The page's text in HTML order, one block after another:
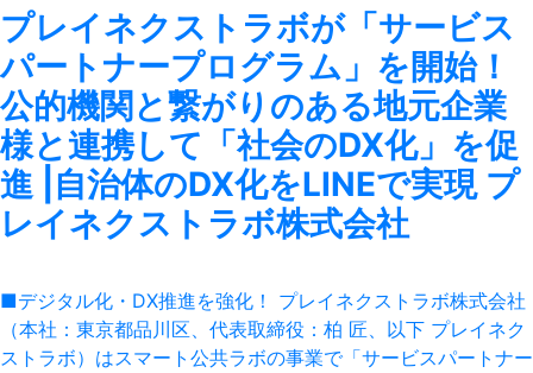
プレイネクストラボが「サービス
パートナープログラム」を開始！
公的機関と繋がりのある地元企業
様と連携して「社会のDX化」を促
進 |自治体のDX化をLINEで実現 プ
レイネクストラボ株式会社
■デジタル化・DX推進を強化！ プレイネクストラボ株式会社
（本社：東京都品川区、代表取締役：柏 匠、以下 プレイネク
ストラボ）はスマート公共ラボの事業で「サービスパートナー